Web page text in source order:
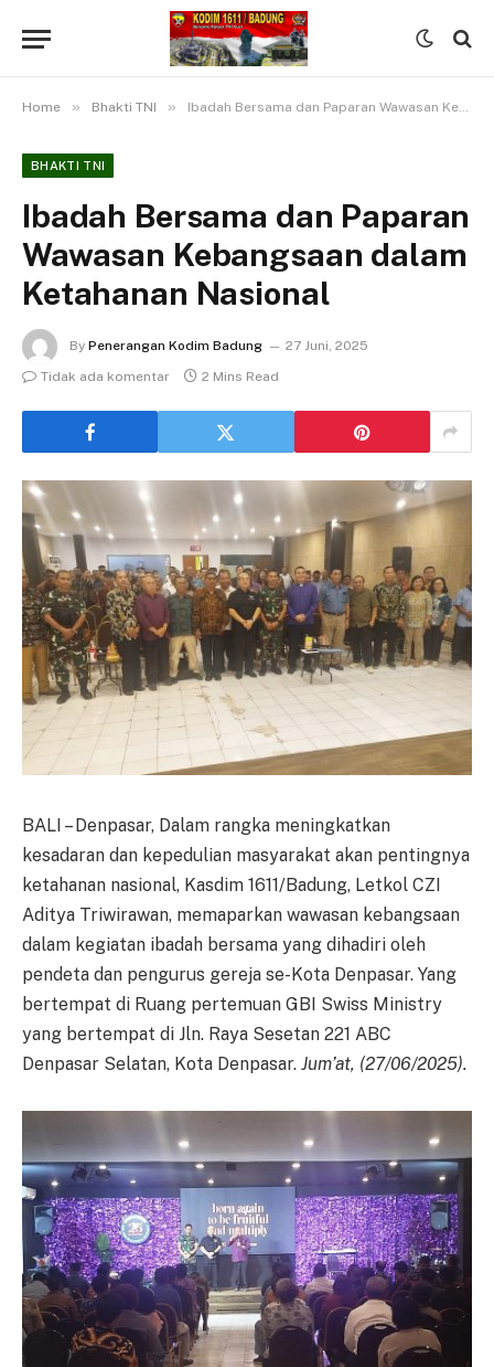
Home » Bhakti TNI » Ibadah Bersama dan Paparan Wawasan Kebangsaan dalam Ketahanan Nasional
BHAKTI TNI
Ibadah Bersama dan Paparan
Wawasan Kebangsaan dalam
Ketahanan Nasional
By Penerangan Kodim Badung
27 Juni, 2025
Tidak ada komentar
2 Mins Read
BALI – Denpasar, Dalam rangka meningkatkan
kesadaran dan kepedulian masyarakat akan pentingnya
ketahanan nasional, Kasdim 1611/Badung, Letkol CZI
Aditya Triwirawan, memaparkan wawasan kebangsaan
dalam kegiatan ibadah bersama yang dihadiri oleh
pendeta dan pengurus gereja se-Kota Denpasar. Yang
bertempat di Ruang pertemuan GBI Swiss Ministry
yang bertempat di Jln. Raya Sesetan 221 ABC
Denpasar Selatan, Kota Denpasar. Jum’at, (27/06/2025).